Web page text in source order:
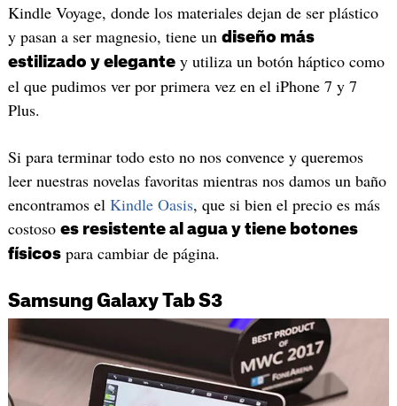
Kindle Voyage, donde los materiales dejan de ser plástico
y pasan a ser magnesio, tiene un diseño más
estilizado y elegantey utiliza un botón háptico como
el que pudimos ver por primera vez en el iPhone 7 y 7
Plus.
Si para terminar todo esto no nos convence y queremos
leer nuestras novelas favoritas mientras nos damos un baño
encontramos el Kindle Oasis, que si bien el precio es más
costoso es resistente al agua y tiene botones
físicospara cambiar de página.
Samsung Galaxy Tab S3